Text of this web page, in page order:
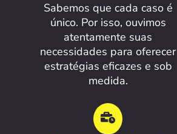
Sabemos que cada caso é
único. Por isso, ouvimos
atentamente suas
necessidades para oferecer
estratégias eficazes e sob
medida.